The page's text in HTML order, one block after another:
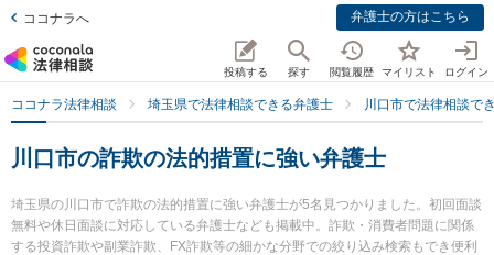
ココナラへ 弁護士の方はこちら
投稿する 探す 閲覧履歴 マイリスト ログイン
ココナラ法律相談 埼玉県で法律相談できる弁護士 川口市で法律相談で
川口市の詐欺の法的措置に強い弁護士
埼玉県の川口市で詐欺の法的措置に強い弁護士が5名見つかりました。初回面談
無料や休日面談に対応している弁護士なども掲載中。詐欺・消費者問題に関係
する投資詐欺や副業詐欺、FX詐欺等の細かな分野での絞り込み検索もでき便利